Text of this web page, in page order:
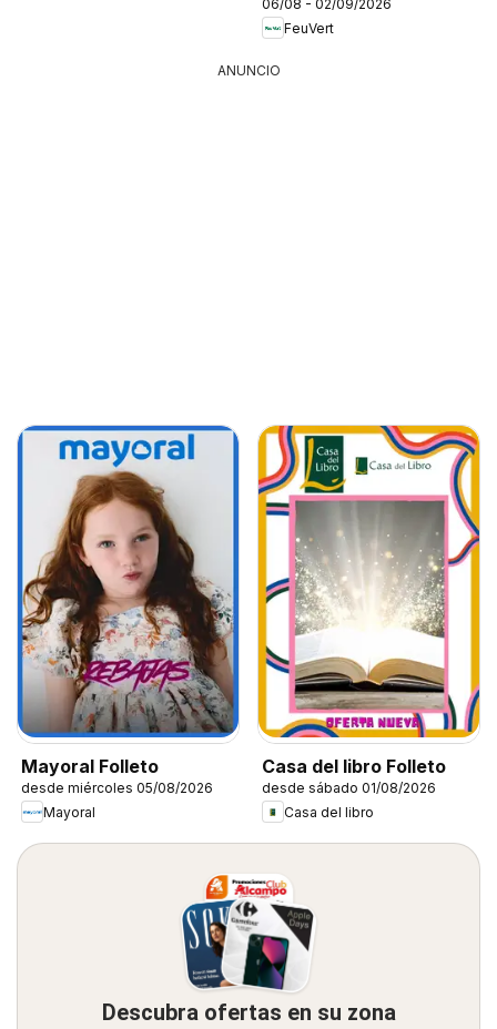
06/08 - 02/09/2026
FeuVert
ANUNCIO
Mayoral Folleto
desde miércoles 05/08/2026
Mayoral
Casa del libro Folleto
desde sábado 01/08/2026
Casa del libro
Descubra ofertas en su zona